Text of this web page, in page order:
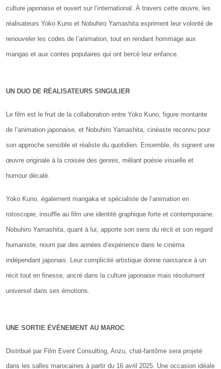
culture japonaise et ouvert sur l’international. À travers cette œuvre, les
réalisateurs Yoko Kuno et Nobuhiro Yamashita expriment leur volonté de
renouveler les codes de l’animation, tout en rendant hommage aux
mangas et aux contes populaires qui ont bercé leur enfance.
UN DUO DE RÉALISATEURS SINGULIER
Le film est le fruit de la collaboration entre Yoko Kuno, figure montante
de l’animation japonaise, et Nobuhiro Yamashita, cinéaste reconnu pour
son approche sensible et réaliste du quotidien. Ensemble, ils signent une
œuvre originale à la croisée des genres, mêlant poésie visuelle et
humour décalé.
Yoko Kuno, également mangaka et spécialiste de l’animation en
rotoscopie, insuffle au film une identité graphique forte et contemporaine.
Nobuhiro Yamashita, quant à lui, apporte son sens du récit et son regard
humaniste, nourri par des années d’expérience dans le cinéma
indépendant japonais. Leur complicité artistique donne naissance à un
récit tout en finesse, ancré dans la culture japonaise mais résolument
universel dans ses émotions.
UNE SORTIE ÉVÉNEMENT AU MAROC
Distribué par Film Event Consulting, Anzu, chat-fantôme sera projeté
dans les salles marocaines à partir du 16 avril 2025. Une occasion idéale